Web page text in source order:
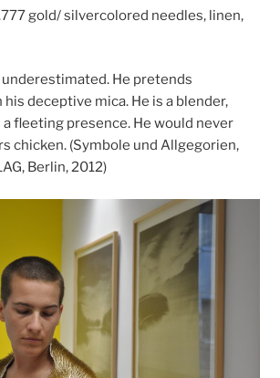
gold/ silvercolored needles, linen,
He pretends
deceptive mica. He is a blender,
fleeting presence. He would never
chicken. (Symbole und Allgegorien,
Berlin, 2012)